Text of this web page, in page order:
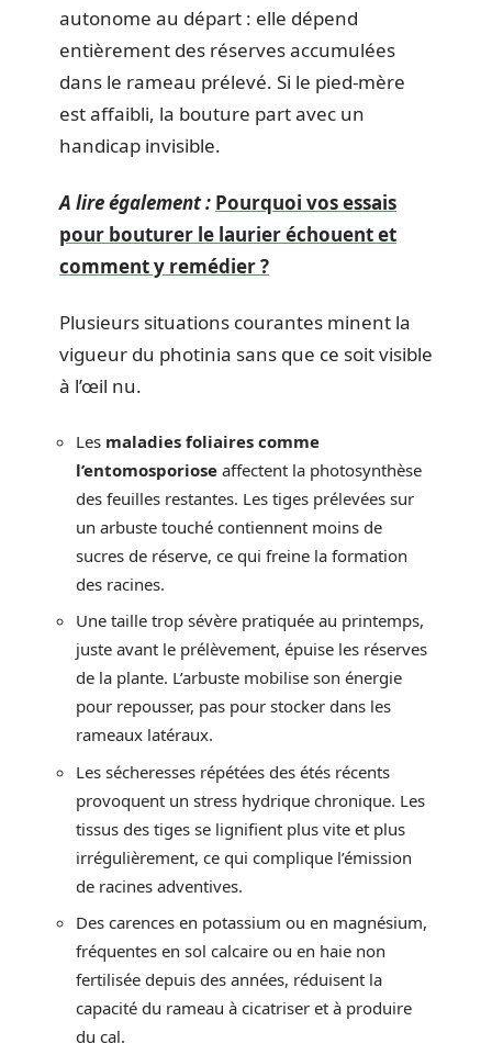
autonome au départ : elle dépend
entièrement des réserves accumulées
dans le rameau prélevé. Si le pied-mère
est affaibli, la bouture part avec un
handicap invisible.
A lire également : Pourquoi vos essais
pour bouturer le laurier échouent et
comment y remédier ?
Plusieurs situations courantes minent la
vigueur du photinia sans que ce soit visible
à l’œil nu.
Les maladies foliaires comme
l’entomosporiose affectent la photosynthèse
des feuilles restantes. Les tiges prélevées sur
un arbuste touché contiennent moins de
sucres de réserve, ce qui freine la formation
des racines.
Une taille trop sévère pratiquée au printemps,
juste avant le prélèvement, épuise les réserves
de la plante. L’arbuste mobilise son énergie
pour repousser, pas pour stocker dans les
rameaux latéraux.
Les sécheresses répétées des étés récents
provoquent un stress hydrique chronique. Les
tissus des tiges se lignifient plus vite et plus
irrégulièrement, ce qui complique l’émission
de racines adventives.
Des carences en potassium ou en magnésium,
fréquentes en sol calcaire ou en haie non
fertilisée depuis des années, réduisent la
capacité du rameau à cicatriser et à produire
du cal.